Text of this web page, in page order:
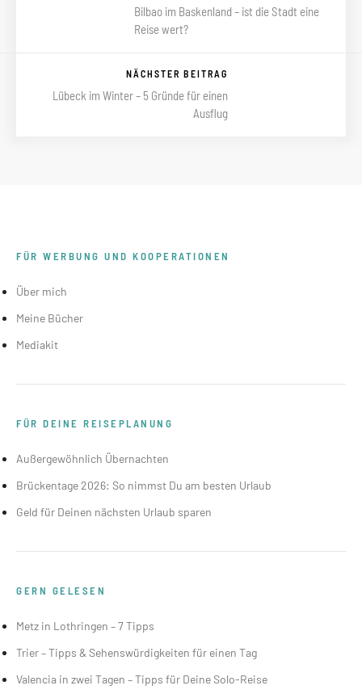
Bilbao im Baskenland – ist die Stadt eine
Reise wert?
NÄCHSTER BEITRAG
Lübeck im Winter – 5 Gründe für einen
Ausflug
FÜR WERBUNG UND KOOPERATIONEN
Über mich
Meine Bücher
Mediakit
FÜR DEINE REISEPLANUNG
Außergewöhnlich Übernachten
Brückentage 2026: So nimmst Du am besten Urlaub
Geld für Deinen nächsten Urlaub sparen
GERN GELESEN
Metz in Lothringen – 7 Tipps
Trier – Tipps & Sehenswürdigkeiten für einen Tag
Valencia in zwei Tagen – Tipps für Deine Solo-Reise